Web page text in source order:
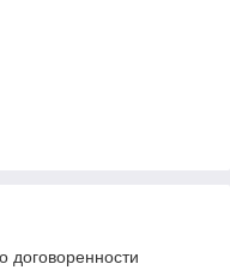
договоренности